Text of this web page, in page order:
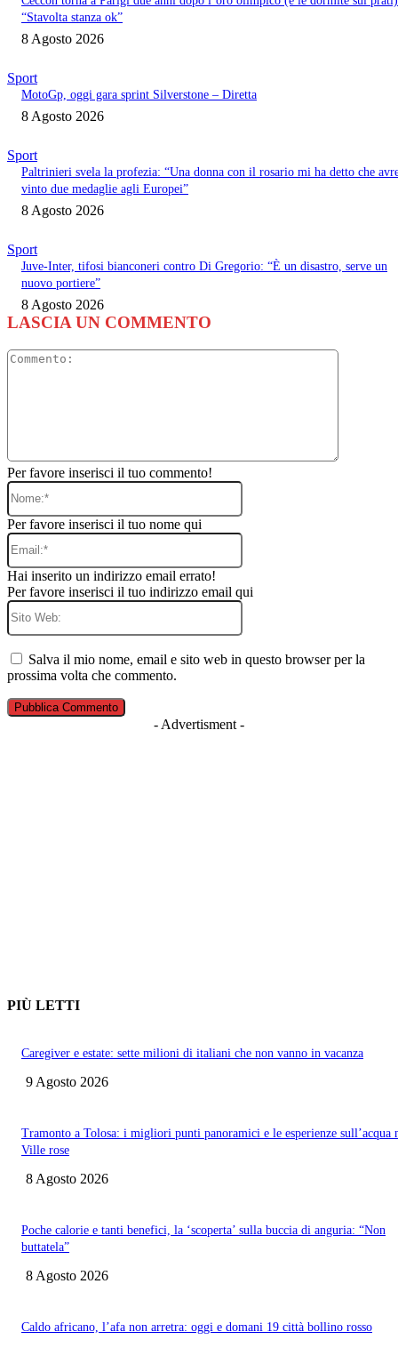
“Stavolta stanza ok”
8 Agosto 2026
Sport
MotoGp, oggi gara sprint Silverstone – Diretta
8 Agosto 2026
Sport
Paltrinieri svela la profezia: “Una donna con il rosario mi ha detto che
vinto due medaglie agli Europei”
8 Agosto 2026
Sport
Juve-Inter, tifosi bianconeri contro Di Gregorio: “È un disastro, serve un
nuovo portiere”
8 Agosto 2026
LASCIA UN COMMENTO
Per favore inserisci il tuo commento!
Nome:*
Per favore inserisci il tuo nome qui
Email:*
Hai inserito un indirizzo email errato!
Per favore inserisci il tuo indirizzo email qui
Sito
Salva il mio nome, email e sito web in questo browser per la
prossima volta che commento.
- Advertisment -
PIÙ LETTI
Caregiver e estate: sette milioni di italiani che non vanno in vacanza
9 Agosto 2026
Tramonto a Tolosa: i migliori punti panoramici e le esperienze sull’acqua
Ville rose
8 Agosto 2026
Poche calorie e tanti benefici, la ‘scoperta’ sulla buccia di anguria: “Non
buttatela”
8 Agosto 2026
Caldo africano, l’afa non arretra: oggi e domani 19 città bollino rosso